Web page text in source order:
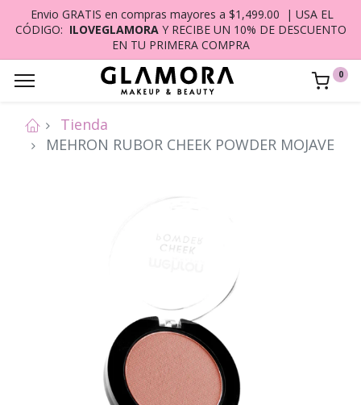
Envio GRATIS en compras mayores a $1,499.00 | USA EL
CÓDIGO: ILOVEGLAMORA Y RECIBE UN 10% DE DESCUENTO
EN TU PRIMERA COMPRA
0
Tienda
MEHRON RUBOR CHEEK POWDER MOJAVE